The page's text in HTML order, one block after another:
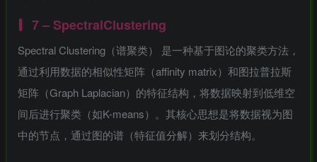
7 – SpectralClustering
Spectral Clustering（谱聚类） 是一种基于图论的聚类方法，
通过利用数据的相似性矩阵（affinity matrix）和图拉普拉斯
矩阵（Graph Laplacian）的特征结构，将数据映射到低维空
间后进行聚类（如K-means）。其核心思想是将数据视为图
中的节点，通过图的谱（特征值分解）来划分结构。